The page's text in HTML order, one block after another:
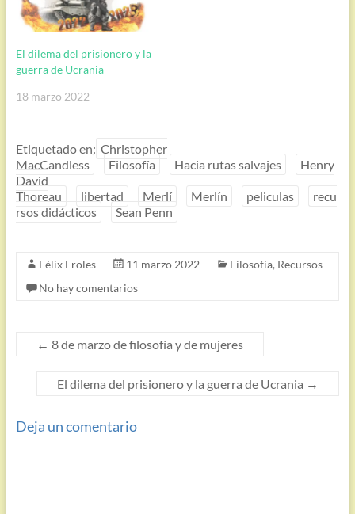
El dilema del prisionero y la
guerra de Ucrania
18 marzo 2022
Etiquetado en: Christopher
MacCandless
Filosofía Hacia rutas salvajes
Henry
David
Thoreau
libertad Merlí Merlín peliculas
recu
rsos didácticos
Sean Penn
Félix Eroles 11 marzo 2022 Filosofía, Recursos
No hay comentarios
← 8 de marzo de filosofía y de mujeres
El dilema del prisionero y la guerra de Ucrania →
Deja un comentario